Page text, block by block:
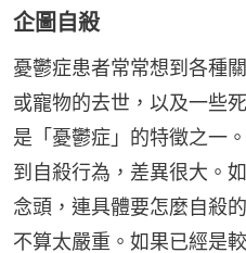
企圖自殺
憂鬱症患者常常想到各種
或寵物的去世，以及一些
是「憂鬱症」的特徵之一
到自殺行為，差異很大。
念頭，連具體要怎麼自殺
不算太嚴重。如果已經是